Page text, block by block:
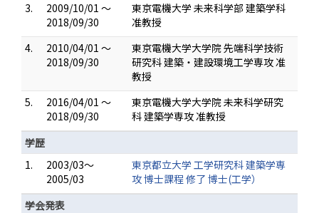
3.
2009/10/01 ～
2018/09/30
東京電機大学 未来科学部 建築学科
准教授
4.
2010/04/01 ～
2018/09/30
東京電機大学大学院 先端科学技術
研究科 建築・建設環境工学専攻 准
教授
5.
2016/04/01 ～
2018/09/30
東京電機大学大学院 未来科学研究
科 建築学専攻 准教授
学歴
1.
2003/03～
2005/03
東京都立大学 工学研究科 建築学専
攻 博士課程 修了 博士(工学）
学会発表